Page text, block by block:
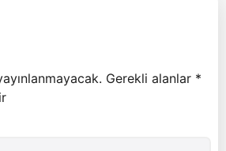
Gerekli alanlar *